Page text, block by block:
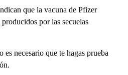
que la vacuna de Pfizer
por las secuelas
es necesario que te hagas prueba